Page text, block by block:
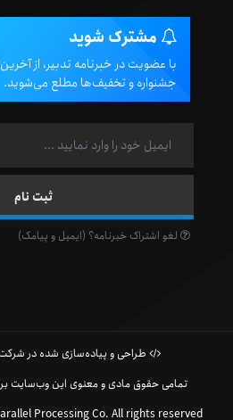
مشترک شوید
با عضویت در خبرنامه تدبیر، از
جشنواره و تخفیف‌ها مطلع می‌شوید.
لغو اشتراک خبرنامه؟ (ایمیل و پیامک)
طراحی و پیاده‌سازی شده در شرکت
تمامی حقوق مادی و معنوی این وب‌سایت
Processing Co. All rights reserved